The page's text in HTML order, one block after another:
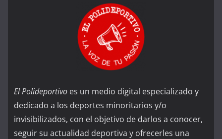
El Polideportivo es un medio digital especializado y
dedicado a los deportes minoritarios y/o
invisibilizados, con el objetivo de darlos a conocer,
seguir su actualidad deportiva y ofrecerles una